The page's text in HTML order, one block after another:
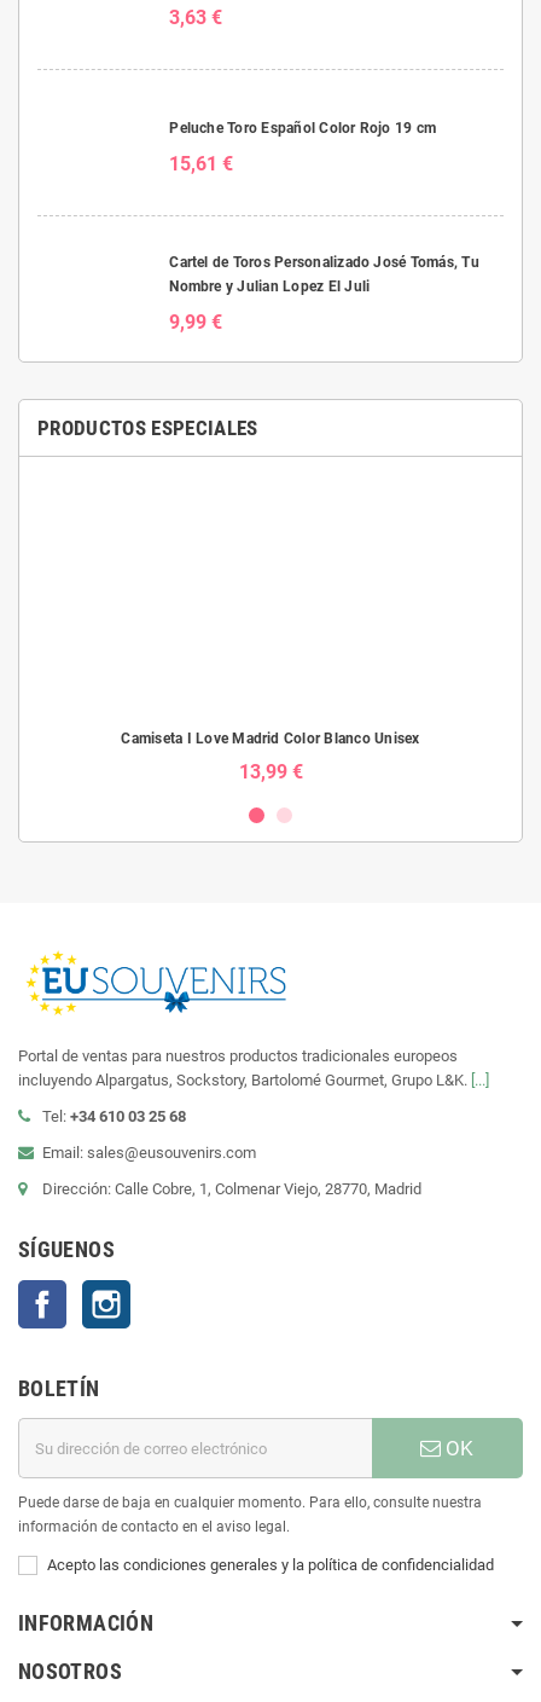
3,63 €
Peluche Toro Español Color Rojo 19 cm
15,61 €
Cartel de Toros Personalizado José Tomás, Tu
Nombre y Julian Lopez El Juli
9,99 €
PRODUCTOS ESPECIALES
Camiseta I Love Madrid Color Blanco Unisex
13,99 €
Portal de ventas para nuestros productos tradicionales europeos
incluyendo Alpargatus, Sockstory, Bartolomé Gourmet, Grupo L&K. [...]
Tel: +34 610 03 25 68
Email: sales@eusouvenirs.com
Dirección: Calle Cobre, 1, Colmenar Viejo, 28770, Madrid
SÍGUENOS
Facebook
BOLETÍN
OK
Puede darse de baja en cualquier momento. Para ello, consulte nuestra
información de contacto en el aviso legal.
Acepto las condiciones generales y la política de confidencialidad
INFORMACIÓN
NOSOTROS